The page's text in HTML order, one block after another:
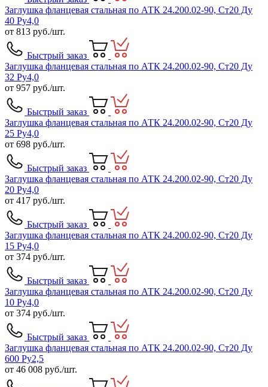
Заглушка фланцевая стальная по АТК 24.200.02-90, Ст20 Ду
40 Ру4,0
от 813 руб./шт.
Быстрый заказ
Заглушка фланцевая стальная по АТК 24.200.02-90, Ст20 Ду
32 Ру4,0
от 957 руб./шт.
Быстрый заказ
Заглушка фланцевая стальная по АТК 24.200.02-90, Ст20 Ду
25 Ру4,0
от 698 руб./шт.
Быстрый заказ
Заглушка фланцевая стальная по АТК 24.200.02-90, Ст20 Ду
20 Ру4,0
от 417 руб./шт.
Быстрый заказ
Заглушка фланцевая стальная по АТК 24.200.02-90, Ст20 Ду
15 Ру4,0
от 374 руб./шт.
Быстрый заказ
Заглушка фланцевая стальная по АТК 24.200.02-90, Ст20 Ду
10 Ру4,0
от 374 руб./шт.
Быстрый заказ
Заглушка фланцевая стальная по АТК 24.200.02-90, Ст20 Ду
600 Ру2,5
от 46 008 руб./шт.